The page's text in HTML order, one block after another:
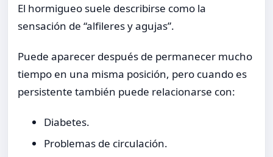
El hormigueo suele describirse como la
sensación de “alfileres y agujas”.
Puede aparecer después de permanecer mucho
tiempo en una misma posición, pero cuando es
persistente también puede relacionarse con:
Diabetes.
Problemas de circulación.